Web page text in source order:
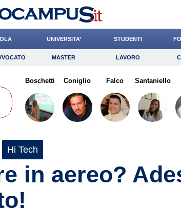
UNIVERSITA’ STUDENTI
Master Lavoro
Consigli Risparmio
MASTER LAVORO
Boschetti Coniglio Falco Santaniello
Hi Tech
in aereo?